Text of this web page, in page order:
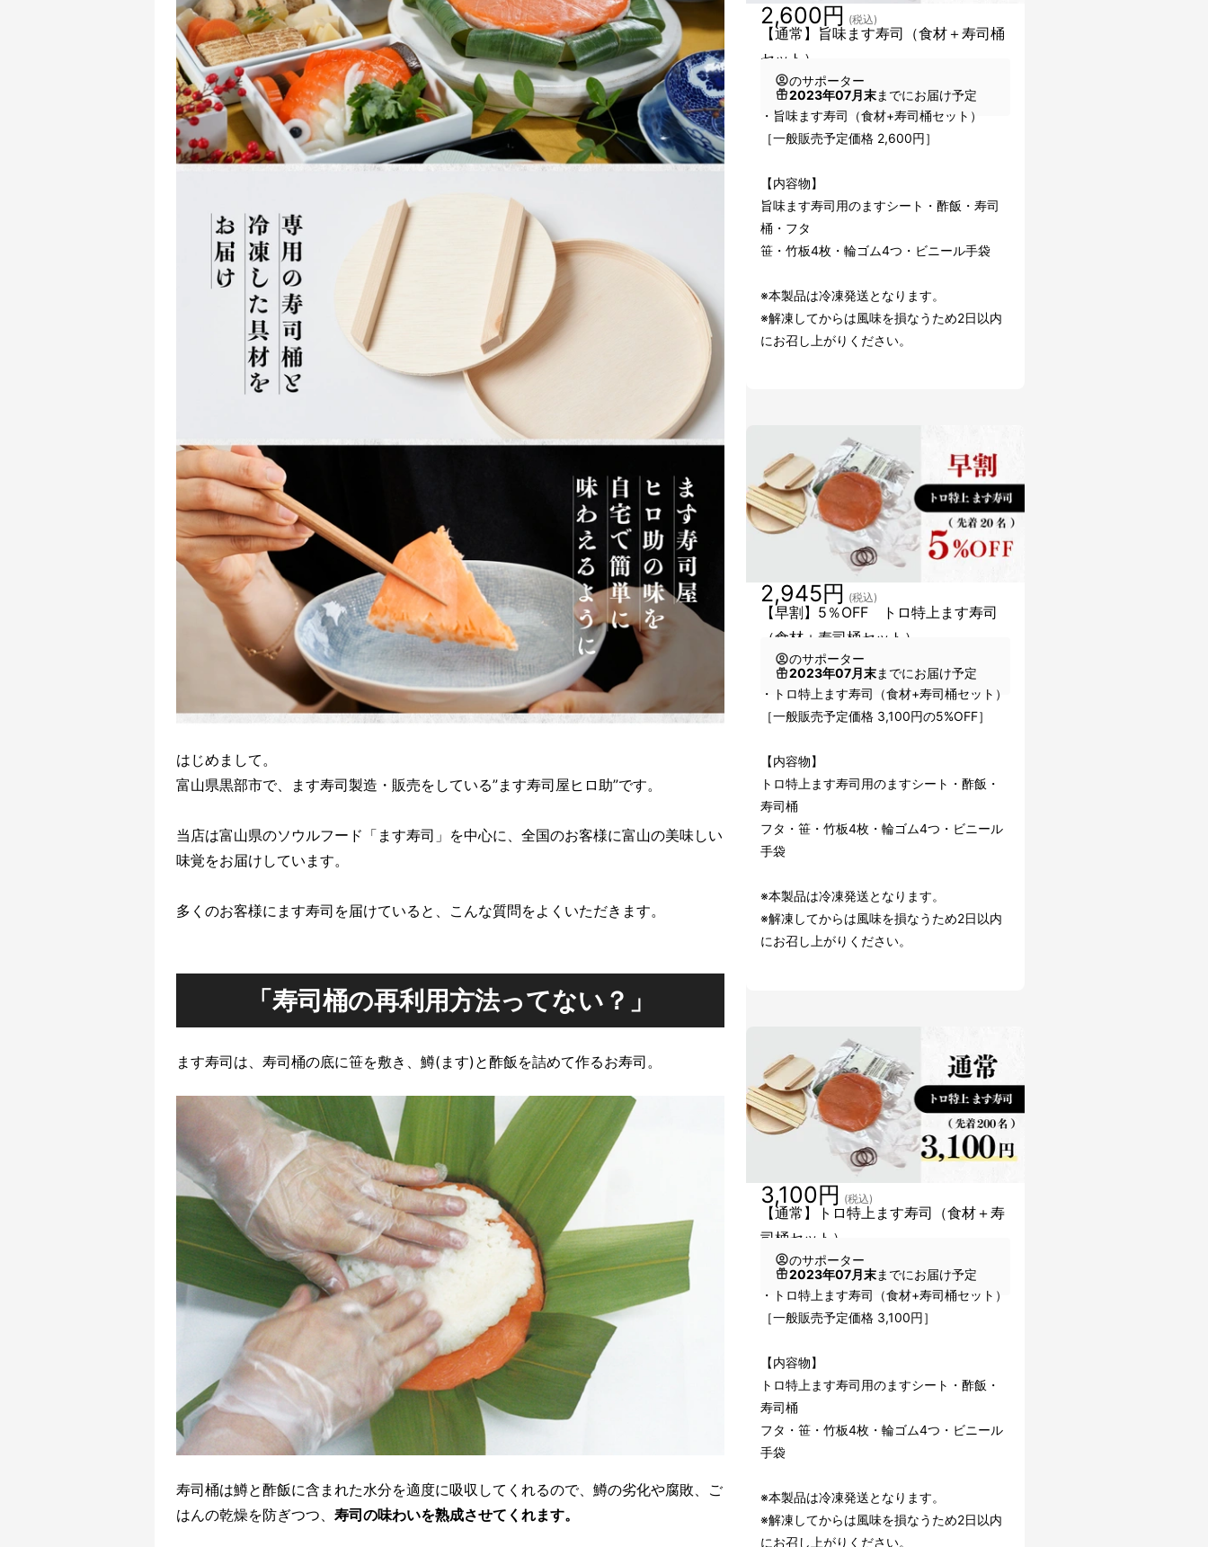
はじめまして。
富山県黒部市で、ます寿司製造・販売をしている”ます寿司屋ヒロ助”です。
当店は富山県のソウルフード「ます寿司」を中心に、全国のお客様に富山の美味しい
味覚をお届けしています。
多くのお客様にます寿司を届けていると、こんな質問をよくいただきます。
「寿司桶の再利用方法ってない？」
ます寿司は、寿司桶の底に笹を敷き、鱒(ます)と酢飯を詰めて作るお寿司。
寿司桶は鱒と酢飯に含まれた水分を適度に吸収してくれるので、鱒の劣化や腐敗、ご
はんの乾燥を防ぎつつ、 寿司の味わいを熟成させてくれます。
【通常】旨味ます寿司（食材＋寿司桶
セット）
2,600円 (税込)
のサポーター
2023年07月末までにお届け予定
・旨味ます寿司（食材+寿司桶セット）
［一般販売予定価格 2,600円］
【内容物】
旨味ます寿司用のますシート・酢飯・寿司
桶・フタ
笹・竹板4枚・輪ゴム4つ・ビニール手袋
※本製品は冷凍発送となります。
※解凍してからは風味を損なうため2日以内
にお召し上がりください。
【早割】5％OFF トロ特上ます寿司
（食材＋寿司桶セット）
2,945円 (税込)
のサポーター
2023年07月末までにお届け予定
・トロ特上ます寿司（食材+寿司桶セット）
［一般販売予定価格 3,100円の5%OFF］
【内容物】
トロ特上ます寿司用のますシート・酢飯・
寿司桶
フタ・笹・竹板4枚・輪ゴム4つ・ビニール
手袋
※本製品は冷凍発送となります。
※解凍してからは風味を損なうため2日以内
にお召し上がりください。
【通常】トロ特上ます寿司（食材＋寿
司桶セット）
3,100円 (税込)
のサポーター
2023年07月末までにお届け予定
・トロ特上ます寿司（食材+寿司桶セット）
［一般販売予定価格 3,100円］
【内容物】
トロ特上ます寿司用のますシート・酢飯・
寿司桶
フタ・笹・竹板4枚・輪ゴム4つ・ビニール
手袋
※本製品は冷凍発送となります。
※解凍してからは風味を損なうため2日以内
にお召し上がりください。